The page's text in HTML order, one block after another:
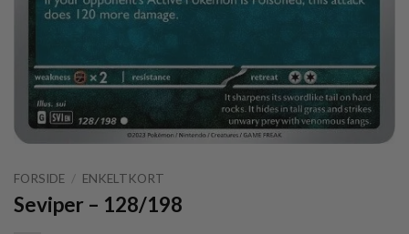
FORSIDE / ENKELTKORT
Seviper – 128/198